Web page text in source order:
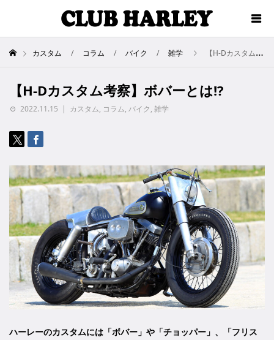
カスタム コラム バイク 雑学 【H-Dカスタム考察】ボバーとは!?
【H-Dカスタム考察】ボバーとは!?
2022.11.15 カスタム, コラム, バイク, 雑学
ハーレーのカスタムには「ボバー」や「チョッパー」、「フリス